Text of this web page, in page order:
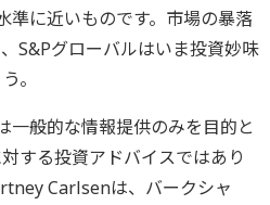
準に近いものです。市場の暴落
S&Pグローバルはいま投資妙味
。
般的な情報提供のみを目的と
する投資アドバイスではあり
Carlsenは、バークシャ